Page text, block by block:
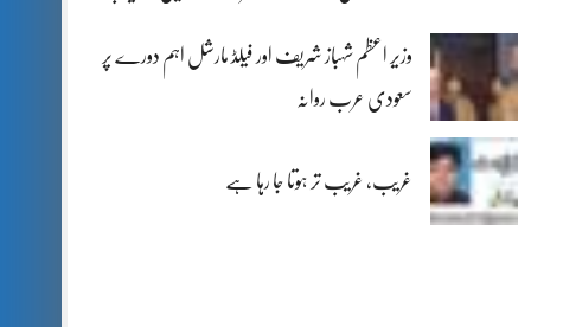
وزیر اعظم شہباز شریف اور فیلڈ مارشل اہم دورے پر
سعودی عرب روانہ
غریب، غریب تر ہوتا جا رہا ہے